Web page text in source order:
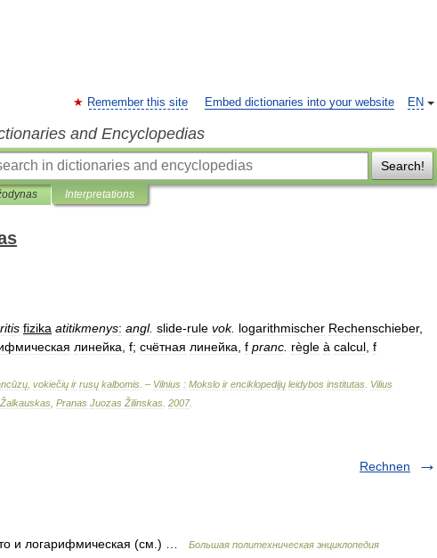
EN
Remember this site Embed dictionaries into your website
and Encyclopedias
Search!
Interpretations
fizika atitikmenys: angl. slide-rule vok. logarithmischer Rechenschieber,
линейка f; счётная линейка f pranc règle à calcul f
vokiečių ir rusų kalbomis . – Vilnius : Mokslo ir enciklopedijų leidybos institutas Vilius
Žalkauskas Pranas Juozas Žilinskas 2007.
Rechnen
и логарифмическая (см.) … Большая политехническая энциклопедия